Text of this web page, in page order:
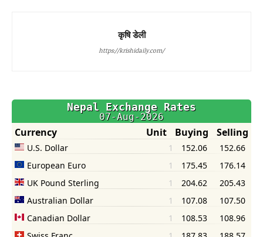
कृषि डेली
https://krishidaily.com/